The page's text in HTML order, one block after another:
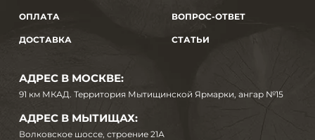
ОПЛАТА
ДОСТАВКА
ВОПРОС-ОТВЕТ
СТАТЬИ
АДРЕС В МОСКВЕ:
91 км МКАД. Территория Мытищинской Ярмарки, ангар №15
АДРЕС В МЫТИЩАХ:
Волковское шоссе, строение 21А